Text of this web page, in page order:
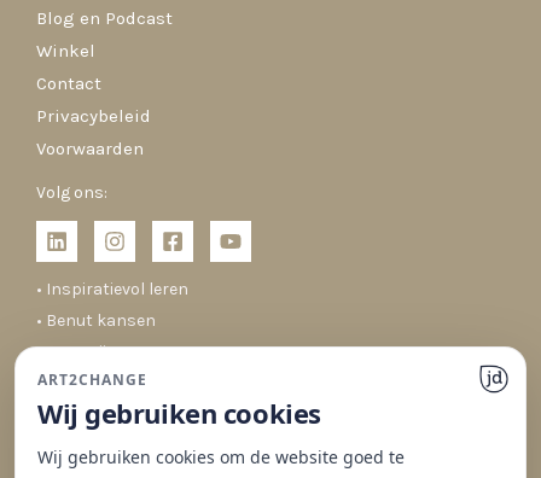
Blog en Podcast
Winkel
Contact
Privacybeleid
Voorwaarden
Volg ons:
• Inspiratievol leren
• Benut kansen
• Co-creëren
• Duurzaam veranderen
ART2CHANGE
Wij gebruiken cookies
Wij gebruiken cookies om de website goed te